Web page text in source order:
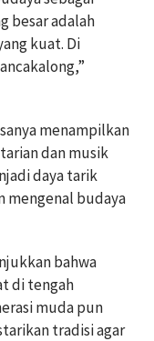
besar adalah
kuat. Di
menampilkan
dan musik
daya tarik
mengenal budaya
bahwa
di tengah
muda pun
tradisi agar